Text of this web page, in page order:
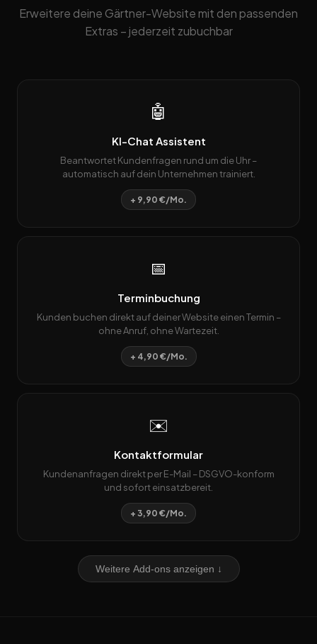
Erweitere deine Gärtner-Website mit den passenden
Extras – jederzeit zubuchbar
🤖
KI-Chat Assistent
Beantwortet Kundenfragen rund um die Uhr –
automatisch auf dein Unternehmen trainiert.
+ 9,90 €/Mo.
📅
Terminbuchung
Kunden buchen direkt auf deiner Website einen Termin –
ohne Anruf, ohne Wartezeit.
+ 4,90 €/Mo.
✉️
Kontaktformular
Kundenanfragen direkt per E-Mail – DSGVO-konform
und sofort einsatzbereit.
+ 3,90 €/Mo.
Weitere Add-ons anzeigen ↓